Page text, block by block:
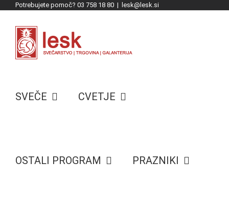
content
Potrebujete pomoč? 03 758 18 80 | lesk@lesk.si
SVEČE CVETJE
OSTALI PROGRAM PRAZNIKI